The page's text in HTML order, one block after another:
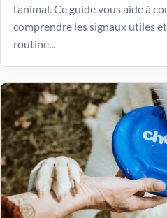
l’animal. Ce guide vous aide à
comprendre les signaux utiles
routine...